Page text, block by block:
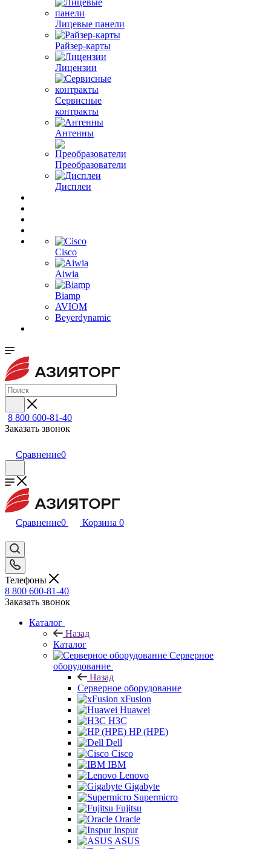
Лицевые панели
Райзер-карты
Лицензии
Сервисные
контракты
Антенны
Преобразователи
Дисплеи
Cisco
Aiwia
Biamp
AVIOM
Beyerdynamic
8 800 600-81-40
Заказать звонок
Сравнение0
Сравнение0 Корзина 0
Телефоны
8 800 600-81-40
Заказать звонок
Каталог
Назад
Каталог
Серверное
оборудование
Назад
Серверное оборудование
xFusion
Huawei
H3C
HP (HPE)
Dell
Cisco
IBM
Lenovo
Gigabyte
Supermicro
Fujitsu
Oracle
Inspur
ASUS